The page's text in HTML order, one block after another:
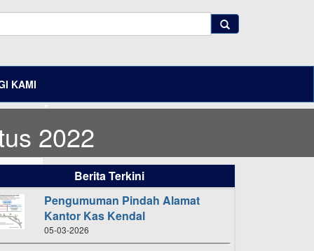
KAMI
2022
Berita Terkini
Pengumuman Pindah Alamat
Kantor Kas Kendal
05-03-2026